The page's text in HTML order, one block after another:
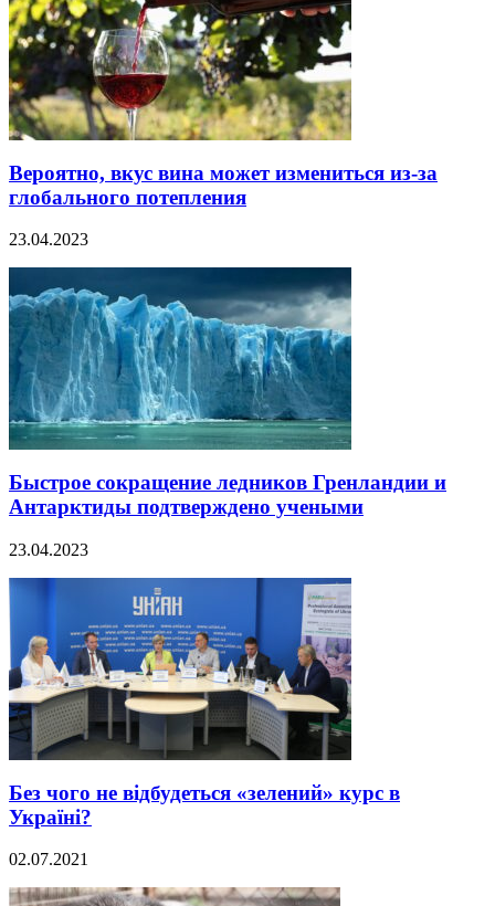
Вероятно, вкус вина может измениться из-за
глобального потепления
23.04.2023
Быстрое сокращение ледников Гренландии и
Антарктиды подтверждено учеными
23.04.2023
Без чого не відбудеться «зелений» курс в
Україні?
02.07.2021